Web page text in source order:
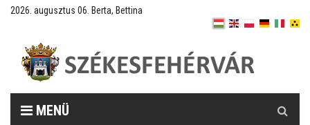
2026. augusztus 06. Berta, Bettina
MENÜ